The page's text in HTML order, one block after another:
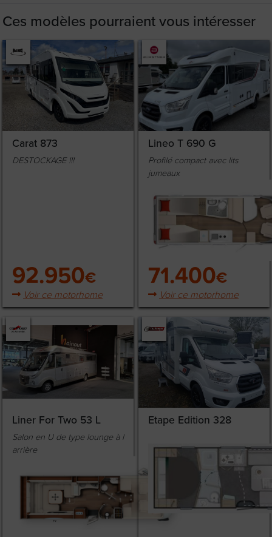
Ces modèles pourraient vous intéresser
Carat 873
DESTOCKAGE !!!
92.950€
Voir ce motorhome
Lineo T 690 G
Profilé compact avec lits
jumeaux
71.400€
Voir ce motorhome
Liner For Two 53 L
Salon en U de type lounge à l
arrière
Etape Edition 328